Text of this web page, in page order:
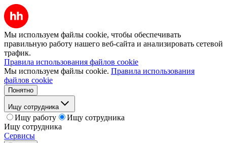
Мы используем файлы cookie, чтобы обеспечивать
правильную работу нашего веб-сайта и анализировать сетевой
трафик.
Правила использования файлов cookie
Мы используем файлы cookie. Правила использования
файлов cookie
Понятно
Ищу сотрудника
Ищу работу
Ищу сотрудника
Ищу сотрудника
Сервисы